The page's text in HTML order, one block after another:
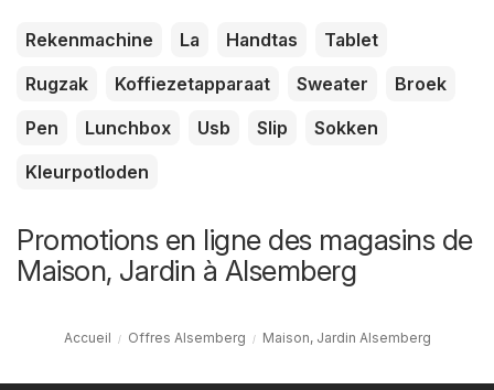
Rekenmachine La Handtas
Tablet
Rugzak
Koffiezetapparaat Sweater
Broek
Pen
Lunchbox Usb Slip
Sokken
Kleurpotloden
Promotions en ligne des magasins de
Maison, Jardin à Alsemberg
Accueil Offres Alsemberg Maison, Jardin Alsemberg